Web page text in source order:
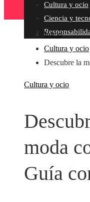
Cultura y ocio
Ciencia y
Inicio
Cultura y ocio
Descubre la
Cultura y ocio
moda
Guía